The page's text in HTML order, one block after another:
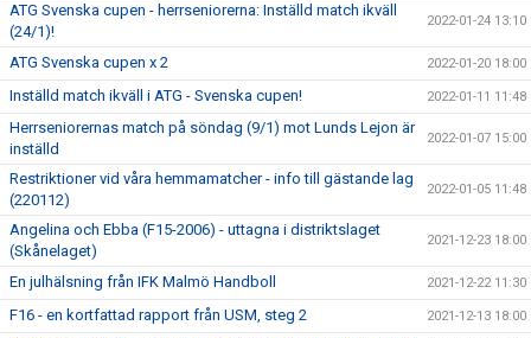
ATG Svenska cupen - herrseniorerna: Inställd match ikväll
(24/1)!
2022-01-24 13:10
ATG Svenska cupen x 2 2022-01-20 18:00
Inställd match ikväll i ATG - Svenska cupen! 2022-01-11 11:48
Herrseniorernas match på söndag (9/1) mot Lunds Lejon är
inställd
2022-01-07 15:00
Restriktioner vid våra hemmamatcher - info till gästande lag
(220112)
2022-01-05 11:48
Angelina och Ebba (F15-2006) - uttagna i distriktslaget
(Skånelaget)
2021-12-23 18:00
En julhälsning från IFK Malmö Handboll 2021-12-22 11:30
F16 - en kortfattad rapport från USM, steg 2 2021-12-13 18:00